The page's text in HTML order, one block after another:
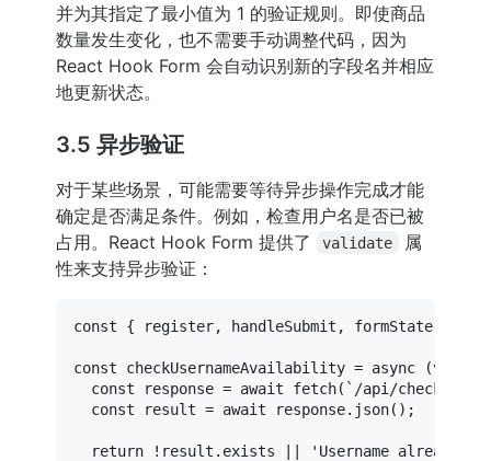
并为其指定了最小值为 1 的验证规则。即使商品
数量发生变化，也不需要手动调整代码，因为
React Hook Form 会自动识别新的字段名并相应
地更新状态。
3.5 异步验证
对于某些场景，可能需要等待异步操作完成才能
确定是否满足条件。例如，检查用户名是否已被
占用。React Hook Form 提供了
validate
属
性来支持异步验证：
const { register, handleSubmit, formState
const checkUsernameAvailability = async (value
const response = await fetch( `/api/check-
const result = await response. json();
return !result. exists
'Username already